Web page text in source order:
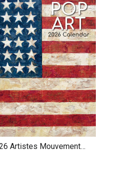
Artistes Mouvement